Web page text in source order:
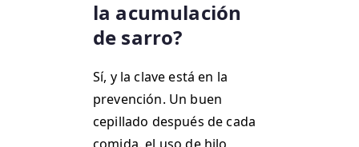
la acumulación
de sarro?
Sí, y la clave está en la
prevención. Un buen
cepillado después de cada
comida, el uso de hilo